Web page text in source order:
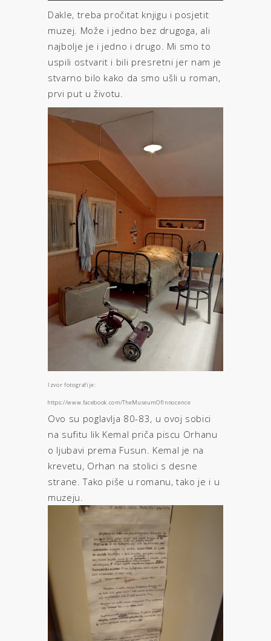
Dakle, treba pročitat knjigu i posjetit
muzej. Može i jedno bez drugoga, ali
najbolje je i jedno i drugo. Mi smo to
uspili ostvarit i bili presretni jer nam je
stvarno bilo kako da smo ušli u roman,
prvi put u životu.
Izvor fotografije:
https://www.facebook.com/TheMuseumOfInnocence
Ovo su poglavlja 80-83, u ovoj sobici
na sufitu lik Kemal priča piscu Orhanu
o ljubavi prema Fusun. Kemal je na
krevetu, Orhan na stolici s desne
strane. Tako piše u romanu, tako je i u
muzeju.